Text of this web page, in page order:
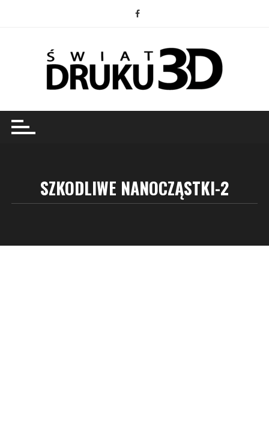
SZKODLIWE NANOCZĄSTKI-2